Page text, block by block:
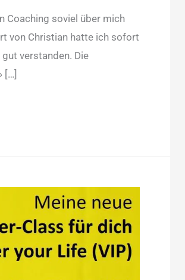
Coaching soviel über mich
von Christian hatte ich sofort
verstanden. Die
[…]